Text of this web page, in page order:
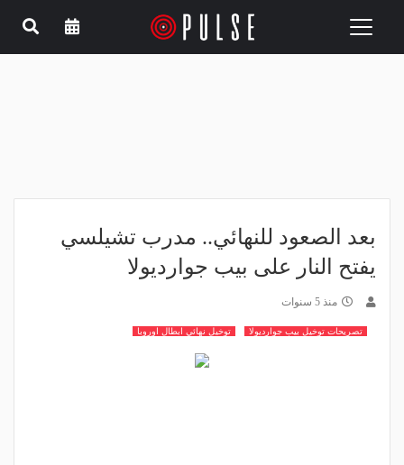
Toggle
بعد الصعود للنهائي.. مدرب تشيلسي
يفتح النار على بيب جوارديولا
منذ 5 سنوات
تصريحات توخيل بيب جوارديولا توخيل نهائي ابطال اوروبا